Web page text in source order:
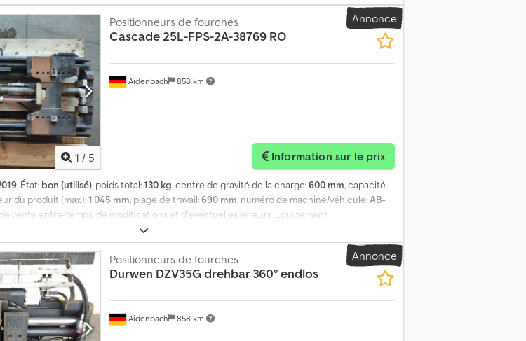
Annonce
1 / 5
Aidenbach 858 km
Positionneurs de fourches
Cascade25L-FPS-2A-38769 RO
Information sur le prix
, État: bon (utilisé), poids total:130 kg, centre de gravité de la charge:600 mm, capacité
du produit (max.):1 045 mm, plage de travail:690 mm, numéro de machine/véhicule:AB-
vente entre-temps, de modifications et d’éventuelles erreurs. Équipement
l’état où il se trouve (plage d’ouverture de 65 mm à 690 mm). Dcedpfjzhy Uzox Abbok
Annonce
Aidenbach 858 km
Positionneurs de fourches
Durwen DZV35G drehbar 360° endlos